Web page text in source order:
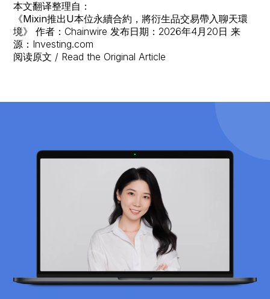
本文翻译整理自：
《Mixin推出U本位永續合約，將衍生品交易帶入聊天環
境》
作者：Chainwire 发布日期：2026年4月20日 来
源：Investing.com
阅读原文 / Read the Original Article